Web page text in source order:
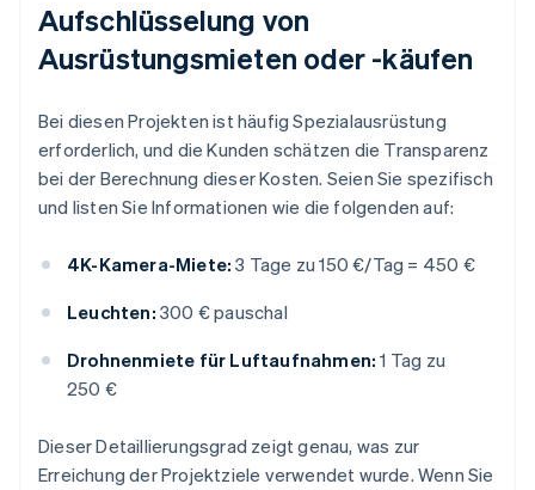
Aufschlüsselung von
Ausrüstungsmieten oder -käufen
Bei diesen Projekten ist häufig Spezialausrüstung
erforderlich, und die Kunden schätzen die Transparenz
bei der Berechnung dieser Kosten. Seien Sie spezifisch
und listen Sie Informationen wie die folgenden auf:
4K-Kamera-Miete: 3 Tage zu 150 €/Tag = 450 €
Leuchten: 300 € pauschal
Drohnenmiete für Luftaufnahmen: 1 Tag zu
250 €
Dieser Detaillierungsgrad zeigt genau, was zur
Erreichung der Projektziele verwendet wurde. Wenn Sie